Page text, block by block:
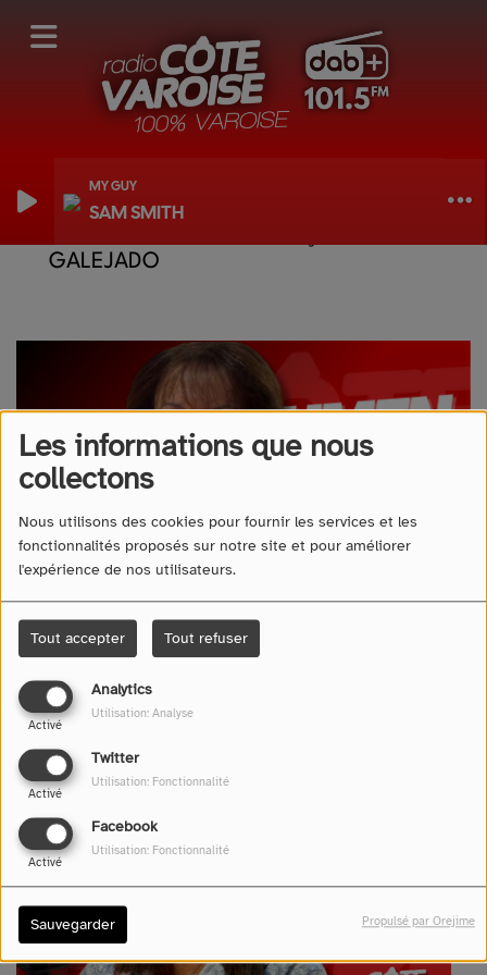
Les informations que nous
collectons
Nous utilisons des cookies pour fournir les services et les
fonctionnalités proposés sur notre site et pour améliorer
l'expérience de nos utilisateurs.
Tout accepter Tout refuser
Analytics
Activé
Utilisation: Analyse
Twitter
Activé
Utilisation: Fonctionnalité
Facebook
Activé
Utilisation: Fonctionnalité
Sauvegarder Propulsé par Orejime
MY GUY
SAM SMITH
GALEJADO
Écouter le podcast